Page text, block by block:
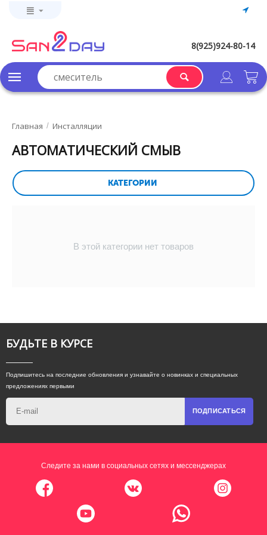
8(925)924-80-14
Главная / Инсталляции
АВТОМАТИЧЕСКИЙ СМЫВ
КАТЕГОРИИ
В этой категории нет товаров
БУДЬТЕ В КУРСЕ
Подпишитесь на последние обновления и узнавайте о новинках и специальных
предложениях первыми
ПОДПИСАТЬСЯ
Следите за нами в социальных сетях и мессенджерах